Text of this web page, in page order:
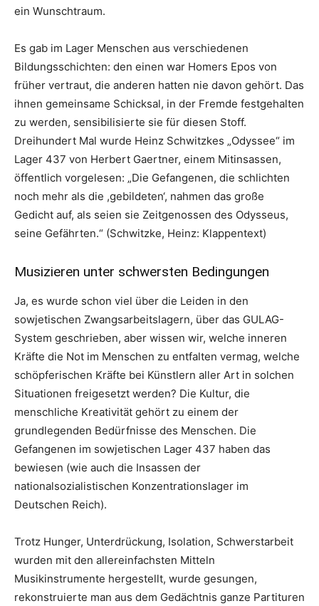
ein Wunschtraum.
Es gab im Lager Menschen aus verschiedenen
Bildungsschichten: den einen war Homers Epos von
früher vertraut, die anderen hatten nie davon gehört. Das
ihnen gemeinsame Schicksal, in der Fremde festgehalten
zu werden, sensibilisierte sie für diesen Stoff.
Dreihundert Mal wurde Heinz Schwitzkes „Odyssee“ im
Lager 437 von Herbert Gaertner, einem Mitinsassen,
öffentlich vorgelesen: „Die Gefangenen, die schlichten
noch mehr als die ,gebildeten‘, nahmen das große
Gedicht auf, als seien sie Zeitgenossen des Odysseus,
seine Gefährten.“ (Schwitzke, Heinz: Klappentext)
Musizieren unter schwersten Bedingungen
Ja, es wurde schon viel über die Leiden in den
sowjetischen Zwangsarbeitslagern, über das GULAG-
System geschrieben, aber wissen wir, welche inneren
Kräfte die Not im Menschen zu entfalten vermag, welche
schöpferischen Kräfte bei Künstlern aller Art in solchen
Situationen freigesetzt werden? Die Kultur, die
menschliche Kreativität gehört zu einem der
grundlegenden Bedürfnisse des Menschen. Die
Gefangenen im sowjetischen Lager 437 haben das
bewiesen (wie auch die Insassen der
nationalsozialistischen Konzentrationslager im
Deutschen Reich).
Trotz Hunger, Unterdrückung, Isolation, Schwerstarbeit
wurden mit den allereinfachsten Mitteln
Musikinstrumente hergestellt, wurde gesungen,
rekonstruierte man aus dem Gedächtnis ganze Partituren